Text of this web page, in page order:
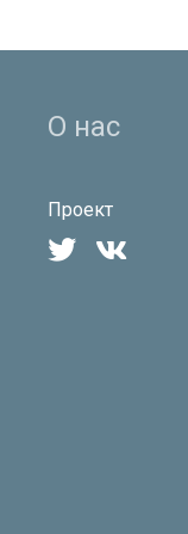
О нас
Проект
 